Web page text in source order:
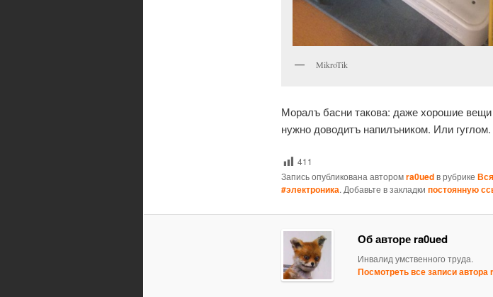
MikroTik
Моралъ басни такова: даже хорошие вещи
нужно доводитъ напилъником. Или гуглом.
411
Запись опубликована авторомra0uedв рубрике
#электроника. Добавьте в закладкипостоянную
Об авторе ra0ued
Инвалид умственного труда.
Посмотреть все записи автора